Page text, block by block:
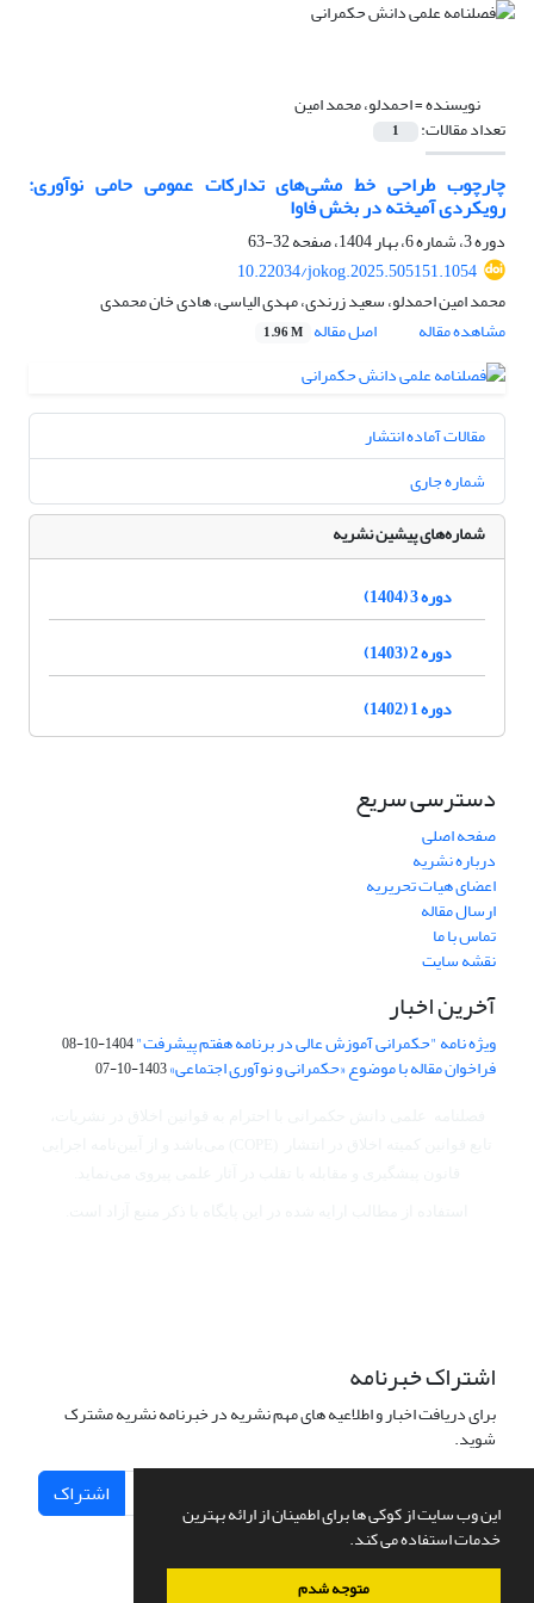
این وب سایت از کوکی ها برای اطمینان از ارائه بهترین
خدمات استفاده می کند.
متوجه شدم
نویسنده =احمدلو، محمد امین
تعداد مقالات: 1
چارچوب طراحی خط مشی‌‌های تدارکات عمومی حامی نوآوری:
رویکردی آمیخته در بخش فاوا
دوره 3، شماره 6، بهار 1404، صفحه
32-63
10.22034/jokog.2025.505151.1054
محمد امین احمدلو، سعید زرندی، مهدی الیاسی، هادی خان محمدی
مشاهده مقاله
اصل مقاله 1.96 M
مقالات آماده انتشار
شماره جاری
شماره‌های پیشین نشریه
دوره 3 (1404)
دوره 2 (1403)
دوره 1 (1402)
دسترسی سریع
صفحه اصلی
درباره نشریه
اعضای هیات تحریریه
ارسال مقاله
تماس با ما
نقشه سایت
آخرین اخبار
ویژه نامه "حکمرانی آموزش عالی در برنامه هفتم پیشرفت"1404-10-08
فراخوان مقاله با موضوع «حکمرانی و نوآوری اجتماعی»1403-10-07
اشتراک خبرنامه
برای دریافت اخبار و اطلاعیه های مهم نشریه در خبرنامه نشریه مشترک
شوید.
اشتراک